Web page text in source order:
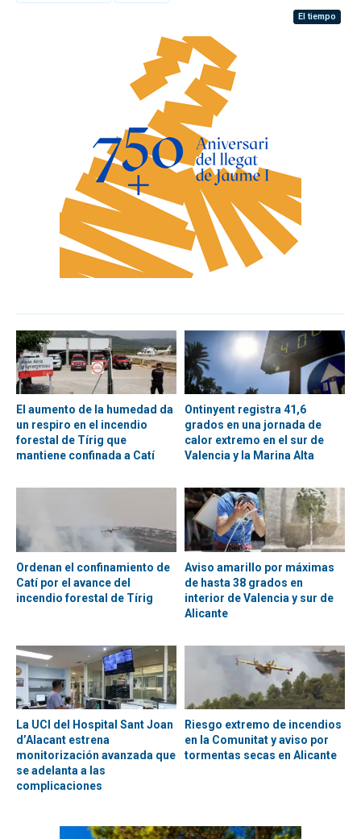
El tiempo
El aumento de la humedad da
un respiro en el incendio
forestal de Tírig que
mantiene confinada a Catí
Ontinyent registra 41,6
grados en una jornada de
calor extremo en el sur de
Valencia y la Marina Alta
Ordenan el confinamiento de
Catí por el avance del
incendio forestal de Tírig
Aviso amarillo por máximas
de hasta 38 grados en
interior de Valencia y sur de
Alicante
La UCI del Hospital Sant Joan
d’Alacant estrena
monitorización avanzada que
se adelanta a las
complicaciones
Riesgo extremo de incendios
en la Comunitat y aviso por
tormentas secas en Alicante